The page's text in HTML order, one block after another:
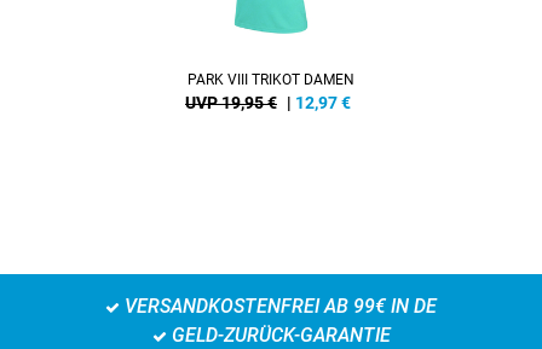
PARK VIII TRIKOT DAMEN
UVP 19,95 € | 12,97€
VERSANDKOSTENFREI AB 99€ IN DE
GELD-ZURÜCK-GARANTIE